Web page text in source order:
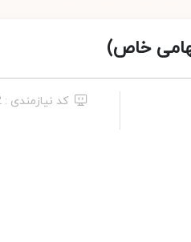
خاص)
کد نیازمندی : 312